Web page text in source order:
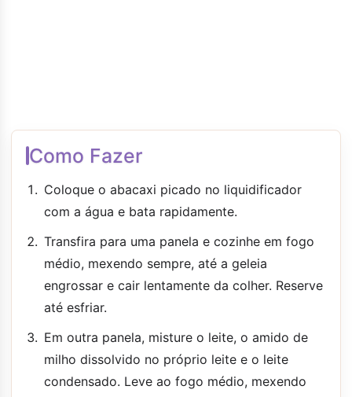
Como Fazer
Coloque o abacaxi picado no liquidificador
com a água e bata rapidamente.
Transfira para uma panela e cozinhe em fogo
médio, mexendo sempre, até a geleia
engrossar e cair lentamente da colher. Reserve
até esfriar.
Em outra panela, misture o leite, o amido de
milho dissolvido no próprio leite e o leite
condensado. Leve ao fogo médio, mexendo